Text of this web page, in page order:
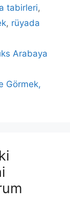
tabirleri,
, rüyada
Arabaya
Görmek,